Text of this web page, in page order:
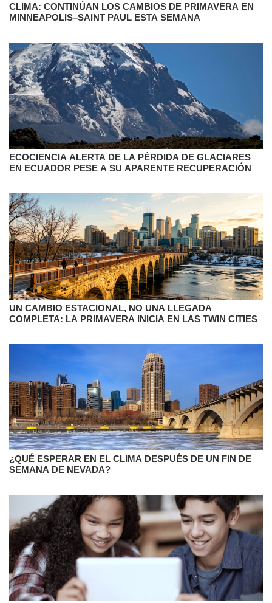
CLIMA: CONTINÚAN LOS CAMBIOS DE PRIMAVERA EN
MINNEAPOLIS–SAINT PAUL ESTA SEMANA
ECOCIENCIA ALERTA DE LA PÉRDIDA DE GLACIARES
EN ECUADOR PESE A SU APARENTE RECUPERACIÓN
UN CAMBIO ESTACIONAL, NO UNA LLEGADA
COMPLETA: LA PRIMAVERA INICIA EN LAS TWIN CITIES
¿QUÉ ESPERAR EN EL CLIMA DESPUÉS DE UN FIN DE
SEMANA DE NEVADA?